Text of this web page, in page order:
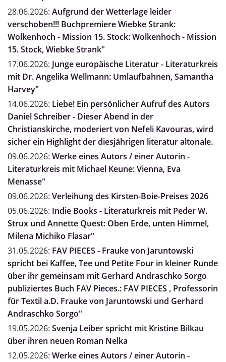
28.06.2026: Aufgrund der Wetterlage leider
verschoben!!! Buchpremiere Wiebke Strank:
Wolkenhoch - Mission 15. Stock: Wolkenhoch - Mission
15. Stock, Wiebke Strank"
17.06.2026: Junge europäische Literatur - Literaturkreis
mit Dr. Angelika Wellmann: Umlaufbahnen, Samantha
Harvey"
14.06.2026: Liebe! Ein persönlicher Aufruf des Autors
Daniel Schreiber - Dieser Abend in der
Christianskirche, moderiert von Nefeli Kavouras, wird
sicher ein Highlight der diesjährigen literatur altonale.
09.06.2026: Werke eines Autors / einer Autorin -
Literaturkreis mit Michael Keune: Vienna, Eva
Menasse"
09.06.2026: Verleihung des Kirsten-Boie-Preises 2026
05.06.2026: Indie Books - Literaturkreis mit Peder W.
Strux und Annette Quest: Oben Erde, unten Himmel,
Milena Michiko Flasar"
31.05.2026: FAV PIECES - Frauke von Jaruntowski
spricht bei Kaffee, Tee und Petite Four in kleiner Runde
über ihr gemeinsam mit Gerhard Andraschko Sorgo
publiziertes Buch FAV Pieces.: FAV PIECES , Professorin
für Textil a.D. Frauke von Jaruntowski und Gerhard
Andraschko Sorgo"
19.05.2026: Svenja Leiber spricht mit Kristine Bilkau
über ihren neuen Roman Nelka
12.05.2026: Werke eines Autors / einer Autorin -